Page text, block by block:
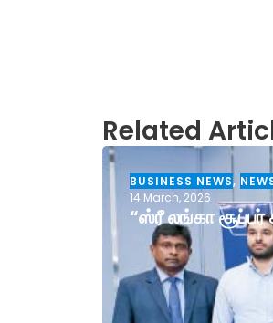
Related
BUSINESS NEWS,
14 March, 2026
“ஸ்ரீ லங்கா